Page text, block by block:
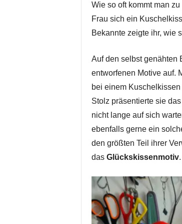
Wie so oft kommt man
Frau sich ein
Bekannte zeigte ihr, wie
Auf den selbst genähten
entworfenen Motive auf.
bei einem
Stolz präsentierte sie
nicht lange auf sich
ebenfalls gerne ein
den größten Teil ihrer
das Glückskissenmotiv.